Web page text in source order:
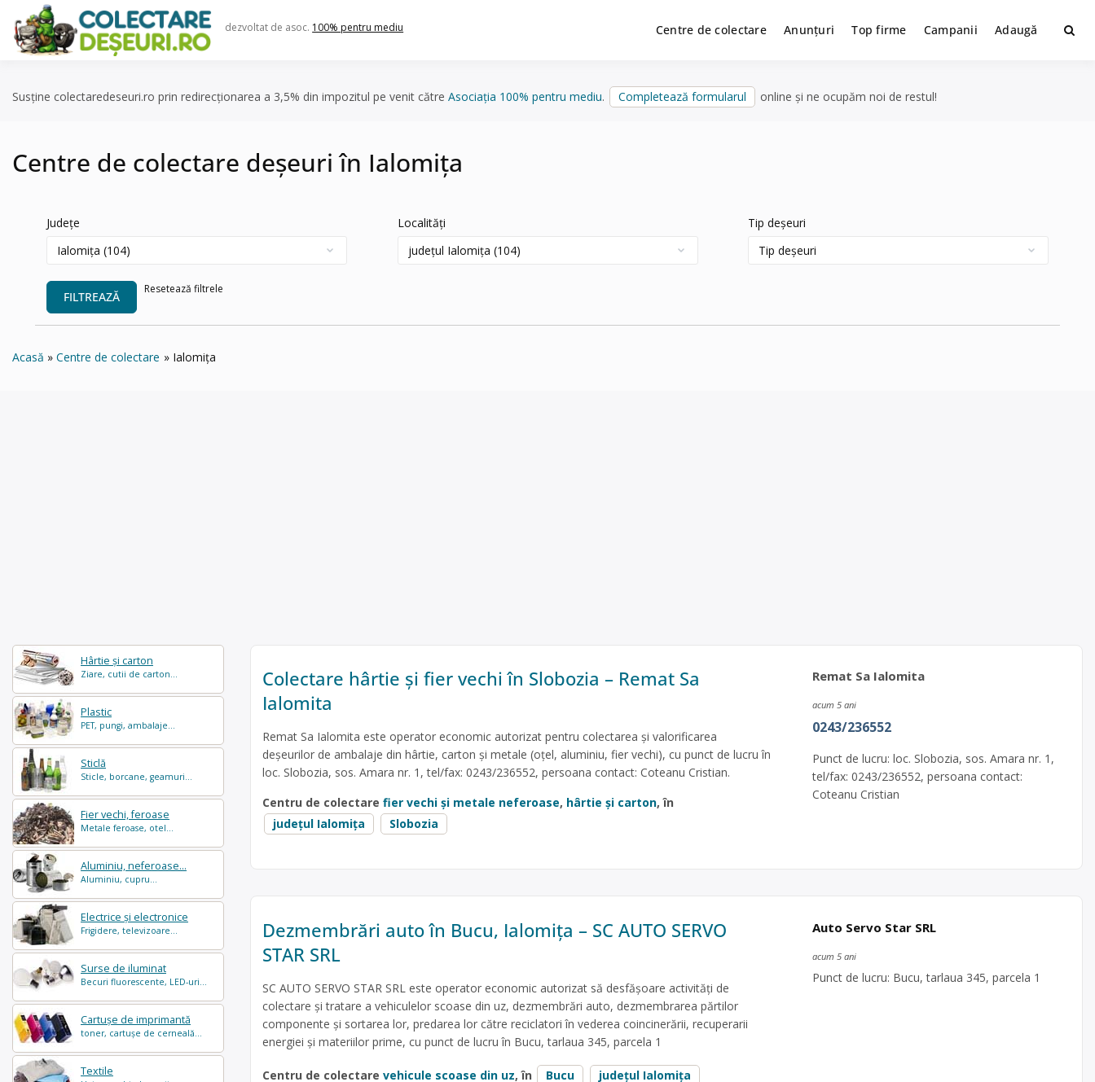
content
dezvoltat de asoc. 100% pentru mediu Centre de colectare Anunțuri Top firme Campanii Adaugă
Susține colectaredeseuri.ro prin redirecționarea a 3,5% din impozitul pe venit către Asociația 100% pentru mediu. Completează formularul online și ne ocupăm noi de restul!
Centre de colectare deșeuri în Ialomița
Județe Localități Tip deșeuri
FILTREAZĂ
Resetează filtrele
Acasă Centre de colectare Ialomița
Hârtie și carton
Ziare, cutii de carton...
Plastic
PET, pungi, ambalaje...
Sticlă
Sticle, borcane, geamuri...
Fier vechi, feroase
Metale feroase, otel...
Aluminiu, neferoase...
Aluminiu, cupru...
Electrice și electronice
Frigidere, televizoare...
Surse de iluminat
Becuri fluorescente, LED-uri...
Cartușe de imprimantă
toner, cartușe de cerneală...
Textile
Colectare hârtie și fier vechi în Slobozia – Remat Sa
Ialomita
Remat Sa Ialomita este operator economic autorizat pentru colectarea și valorificarea
deșeurilor de ambalaje din hârtie, carton și metale (oțel, aluminiu, fier vechi), cu punct de lucru în
loc. Slobozia, sos. Amara nr. 1, tel/fax: 0243/236552, persoana contact: Coteanu Cristian.
Centru de colectare fier vechi și metale neferoase, hârtie și carton, în
județul Ialomița
Slobozia
Remat Sa Ialomita
acum 5 ani
0243/236552
Punct de lucru: loc. Slobozia, sos. Amara nr. 1,
tel/fax: 0243/236552, persoana contact:
Coteanu Cristian
Dezmembrări auto în Bucu, Ialomița – SC AUTO SERVO
STAR SRL
SC AUTO SERVO STAR SRL este operator economic autorizat să desfăşoare activităţi de
colectare şi tratare a vehiculelor scoase din uz, dezmembrări auto, dezmembrarea părtilor
componente și sortarea lor, predarea lor către reciclatori în vederea coincinerării, recuperarii
energiei și materiilor prime, cu punct de lucru în Bucu, tarlaua 345, parcela 1
Centru de colectare vehicule scoase din uz, în Bucu județul Ialomița
Auto Servo Star SRL
acum 5 ani
Punct de lucru: Bucu, tarlaua 345, parcela 1